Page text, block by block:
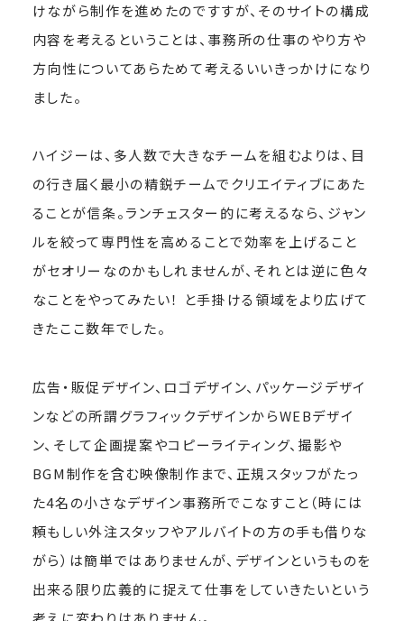
けながら制作を進めたのですすが、そのサイトの構成
内容を考えるということは、事務所の仕事のやり方や
方向性についてあらためて考えるいいきっかけになり
ました。
ハイジーは、多人数で大きなチームを組むよりは、目
の行き届く最小の精鋭チームでクリエイティブにあた
ることが信条。ランチェスター的に考えるなら、ジャン
ルを絞って専門性を高めることで効率を上げること
がセオリーなのかもしれませんが、それとは逆に色々
なことをやってみたい！ と手掛ける領域をより広げて
きたここ数年でした。
広告・販促デザイン、ロゴデザイン、パッケージデザイ
ンなどの所謂グラフィックデザインからWEBデザイ
ン、そして企画提案やコピーライティング、撮影や
BGM制作を含む映像制作まで、正規スタッフがたっ
た4名の小さなデザイン事務所でこなすこと（時には
頼もしい外注スタッフやアルバイトの方の手も借りな
がら）は簡単ではありませんが、デザインというものを
出来る限り広義的に捉えて仕事をしていきたいという